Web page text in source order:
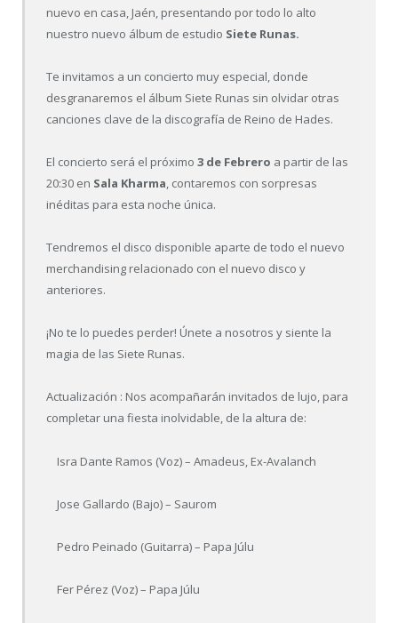
nuevo en casa, Jaén, presentando por todo lo alto
nuestro nuevo álbum de estudio Siete Runas.
Te invitamos a un concierto muy especial, donde
desgranaremos el álbum Siete Runas sin olvidar otras
canciones clave de la discografía de Reino de Hades.
El concierto será el próximo3 de Febrero a partir de las
20:30 en Sala Kharma, contaremos con sorpresas
inéditas para esta noche única.
Tendremos el disco disponible aparte de todo el nuevo
merchandising relacionado con el nuevo disco y
anteriores.
¡No te lo puedes perder! Únete a nosotros y siente la
magia de las Siete Runas.
Actualización : Nos acompañarán invitados de lujo, para
completar una fiesta inolvidable, de la altura de:
Isra Dante Ramos (Voz) – Amadeus, Ex-Avalanch
Jose Gallardo (Bajo) – Saurom
Pedro Peinado (Guitarra) – Papa Júlu
Fer Pérez (Voz) – Papa Júlu